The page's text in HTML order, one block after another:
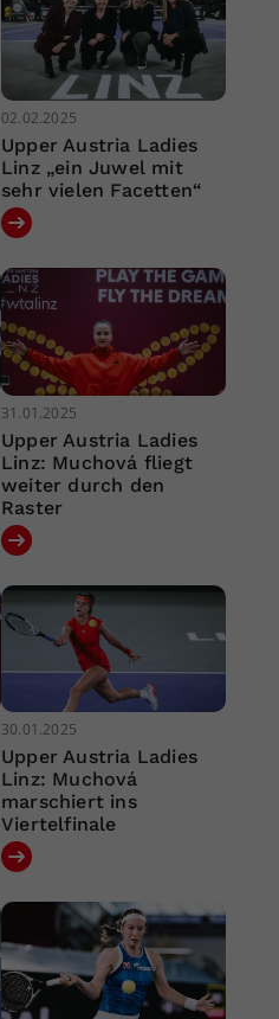
02.02.2025
Upper Austria Ladies
Linz „ein Juwel mit
sehr vielen Facetten“
31.01.2025
Upper Austria Ladies
Linz: Muchová fliegt
weiter durch den
Raster
30.01.2025
Upper Austria Ladies
Linz: Muchová
marschiert ins
Viertelfinale